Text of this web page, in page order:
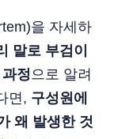
을 자세하
말로 부검이
정으로 알려
면, 구성원에
왜 발생한 것